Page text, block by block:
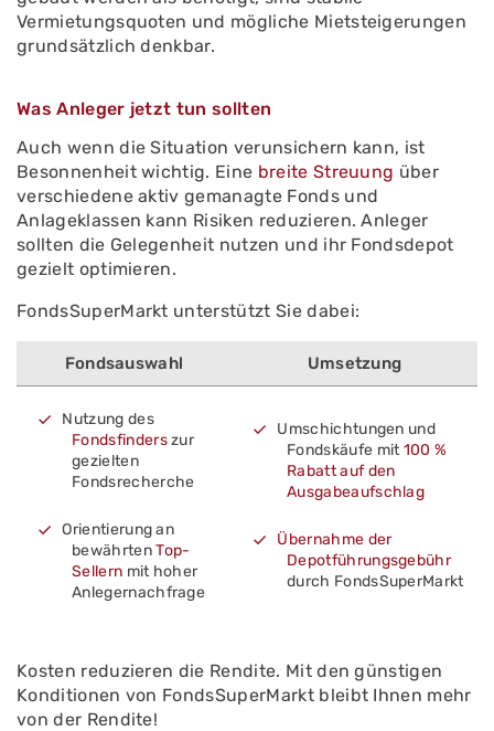
Vermietungsquoten und mögliche Mietsteigerungen
grundsätzlich denkbar.
Was Anleger jetzt tun sollten
Auch wenn die Situation verunsichern kann, ist
Besonnenheit wichtig. Eine breite Streuung über
verschiedene aktiv gemanagte Fonds und
Anlageklassen kann Risiken reduzieren. Anleger
sollten die Gelegenheit nutzen und ihr Fondsdepot
gezielt optimieren.
FondsSuperMarkt unterstützt Sie dabei:
Fondsauswahl Umsetzung
Nutzung des
Fondsfinderszur
gezielten
Fondsrecherche
Orientierung an
bewährtenTop-
Sellern mit hoher
Anlegernachfrage
Umschichtungen und
Fondskäufe mit100 %
Rabatt auf den
Ausgabeaufschlag
Übernahme der
Depotführungsgebühr
durch FondsSuperMarkt
Kosten reduzieren die Rendite. Mit den günstigen
Konditionen von FondsSuperMarkt bleibt Ihnen mehr
von der Rendite!